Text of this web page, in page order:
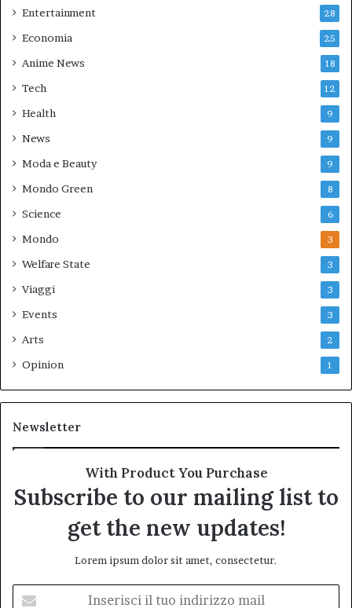
Entertainment 28
Economia 25
Anime News 18
Tech 12
Health 9
News 9
Moda e Beauty 9
Mondo Green 8
Science 6
Mondo 3
Welfare State 3
Viaggi 3
Events 3
Arts 2
Opinion 1
Newsletter
With Product You Purchase
Subscribe to our mailing list to
get the new updates!
Lorem ipsum dolor sit amet, consectetur.